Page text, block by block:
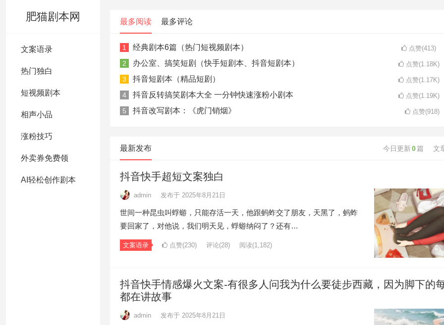
肥猫剧本网
文案语录
热门独白
短视频剧本
相声小品
涨粉技巧
外卖券免费领
AI轻松创作剧本
最多阅读 最多评论
1 经典剧本6篇（热门短视频剧本） 点赞(413)
2 办公室、搞笑短剧（快手短剧本、抖音短剧本） 点赞(1.18K)
3 抖音短剧本（精品短剧） 点赞(1.17K)
4 抖音反转搞笑剧本大全 一分钟快速涨粉小剧本 点赞(1.19K)
5 抖音改写剧本：《虎门销烟》 点赞(918)
最新发布 今日更新0篇 文
抖音快手超短文案独白
admin 发布于 2025年8月21日
世间一种昆虫叫蜉蝣，只能存活一天，他跟蚂蚱交了朋友，天黑了，蚂蚱
要回家了，对他说，我们明天见，蜉蝣纳闷了？还有…
文案语录 点赞(230) 评论(28) 阅读(1,182)
抖音快手情感爆火文案-有很多人问我为什么要徒步西藏，因为脚下的
都在讲故事
admin 发布于 2025年8月21日